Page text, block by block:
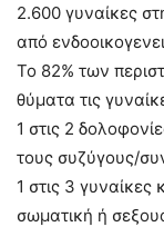
2.600 γυναίκες
από
Το 82% των
θύματα τις
1 στις 2
τους συζύγους/
1 στις 3 γυναίκες
σωματική ή